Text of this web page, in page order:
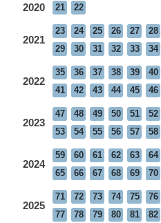
2020 21 22
2021
23 24 25 26 27
28
29
30 31 32 33 34
2022
35 36 37 38 39
40
41
42 43 44 45 46
2023
47 48 49 50 51
52
53
54 55 56 57 58
2024
59 60 61 62 63
64
65
66 67 68 69 70
2025
71 72 73 74 75
76
77
78 79 80 81 82